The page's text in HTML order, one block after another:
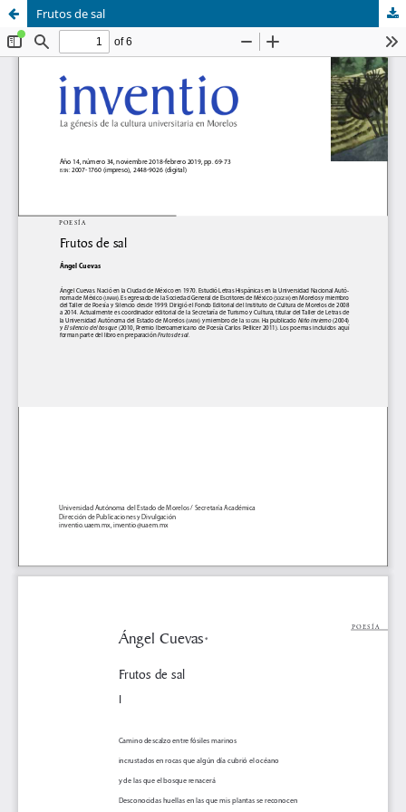
Frutos de sal